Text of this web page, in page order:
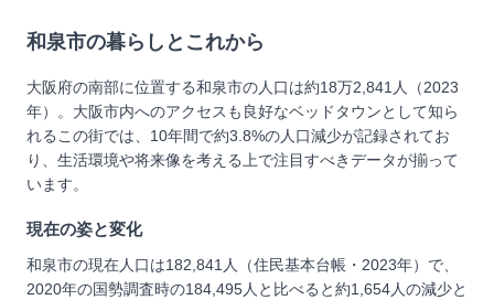
和泉市の暮らしとこれから
大阪府の南部に位置する和泉市の人口は約18万2,841人（2023
年）。大阪市内へのアクセスも良好なベッドタウンとして知ら
れるこの街では、10年間で約3.8%の人口減少が記録されてお
り、生活環境や将来像を考える上で注目すべきデータが揃って
います。
現在の姿と変化
和泉市の現在人口は182,841人（住民基本台帳・2023年）で、
2020年の国勢調査時の184,495人と比べると約1,654人の減少と